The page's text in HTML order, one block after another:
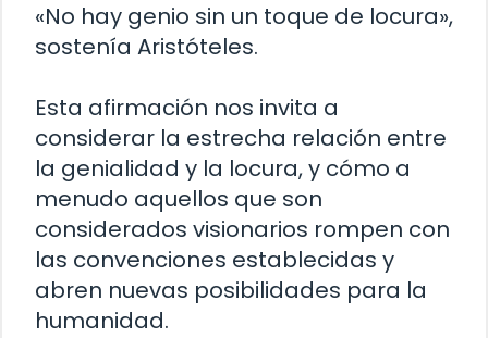
«No hay genio sin un toque de locura»,
sostenía Aristóteles.
Esta afirmación nos invita a
considerar la estrecha relación entre
la genialidad y la locura, y cómo a
menudo aquellos que son
considerados visionarios rompen con
las convenciones establecidas y
abren nuevas posibilidades para la
humanidad.